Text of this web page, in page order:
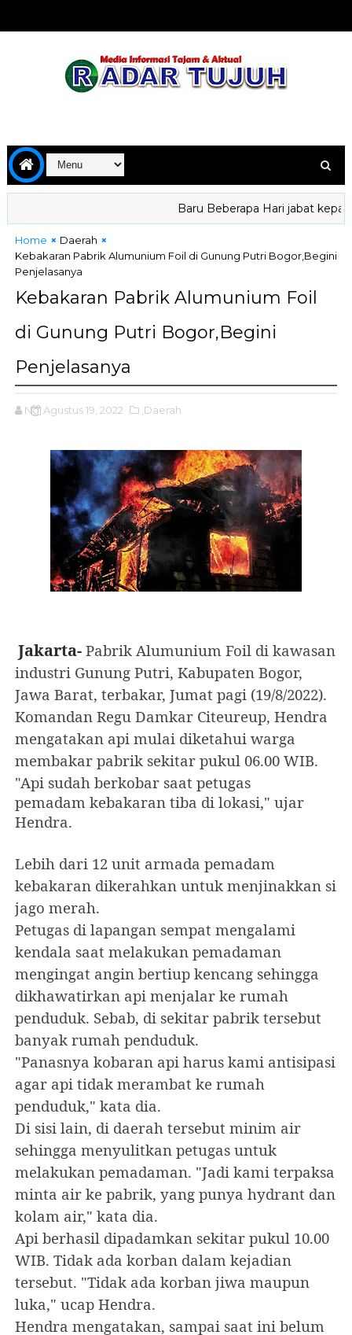
Baru Beberapa Hari jabat kepala
Home
Daerah
Kebakaran Pabrik Alumunium Foil di Gunung Putri Bogor,Begini
Penjelasanya
Kebakaran Pabrik Alumunium Foil
di Gunung Putri Bogor,Begini
Penjelasanya
Ng Agustus 19, 2022 ,Daerah
Jakarta-Pabrik Alumunium Foil di kawasan
industri Gunung Putri, Kabupaten Bogor,
Jawa Barat, terbakar, Jumat pagi (19/8/2022).
Komandan Regu Damkar Citeureup, Hendra
mengatakan api mulai diketahui warga
membakar pabrik sekitar pukul 06.00 WIB.
"Api sudah berkobar saat petugas
pemadam kebakaran tiba di lokasi," ujar
Hendra.
Lebih dari 12 unit armada pemadam
kebakaran dikerahkan untuk menjinakkan si
jago merah.
Petugas di lapangan sempat mengalami
kendala saat melakukan pemadaman
mengingat angin bertiup kencang sehingga
dikhawatirkan api menjalar ke rumah
penduduk. Sebab, di sekitar pabrik tersebut
banyak rumah penduduk.
"Panasnya kobaran api harus kami antisipasi
agar api tidak merambat ke rumah
penduduk," kata dia.
Di sisi lain, di daerah tersebut minim air
sehingga menyulitkan petugas untuk
melakukan pemadaman. "Jadi kami terpaksa
minta air ke pabrik, yang punya hydrant dan
kolam air," kata dia.
Api berhasil dipadamkan sekitar pukul 10.00
WIB. Tidak ada korban dalam kejadian
tersebut. "Tidak ada korban jiwa maupun
luka," ucap Hendra.
Hendra mengatakan, sampai saat ini belum